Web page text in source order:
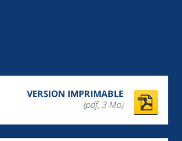
VERSION IMPRIMABLE
(pdf, 3 Mo)